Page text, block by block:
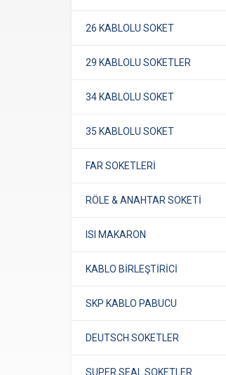
26 KABLOLU SOKET
29 KABLOLU SOKETLER
34 KABLOLU SOKET
35 KABLOLU SOKET
FAR SOKETLERİ
RÖLE & ANAHTAR SOKETİ
ISI MAKARON
KABLO BİRLEŞTİRİCİ
SKP KABLO PABUCU
DEUTSCH SOKETLER
SUPER SEAL SOKETLER